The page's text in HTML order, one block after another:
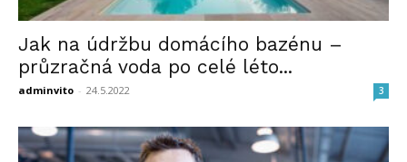
Jak na údržbu domácího bazénu –
průzračná voda po celé léto...
adminvito - 24.5.2022 3